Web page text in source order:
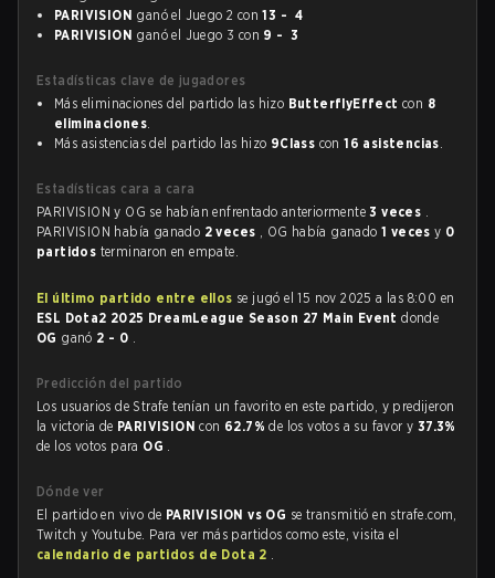
PARIVISION ganó el Juego 2 con13 - 4
PARIVISION ganó el Juego 3 con 9 - 3
Estadísticas clave de jugadores
Más eliminaciones del partido las hizo ButterflyEffect con 8
eliminaciones.
Más asistencias del partido las hizo 9Class con16 asistencias.
Estadísticas cara a cara
PARIVISION y OG se habían enfrentado anteriormente3 veces .
PARIVISION había ganado 2 veces , OG había ganado1 vecesy 0
partidos terminaron en empate.
El último partido entre ellos se jugó el 15 nov 2025 a las 8:00 en
ESL Dota2 2025 DreamLeague Season 27 Main Eventdonde
OG ganó 2 - 0 .
Predicción del partido
Los usuarios de Strafe tenían un favorito en este partido, y predijeron
la victoria de PARIVISIONcon 62.7%de los votos a su favor y 37.3%
de los votos para OG .
Dónde ver
El partido en vivo de PARIVISION vs OG se transmitió en strafe.com,
Twitch y Youtube. Para ver más partidos como este, visita el
calendario de partidos de Dota 2 .